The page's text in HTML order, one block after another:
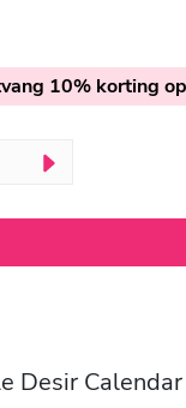
10% korting
Desir